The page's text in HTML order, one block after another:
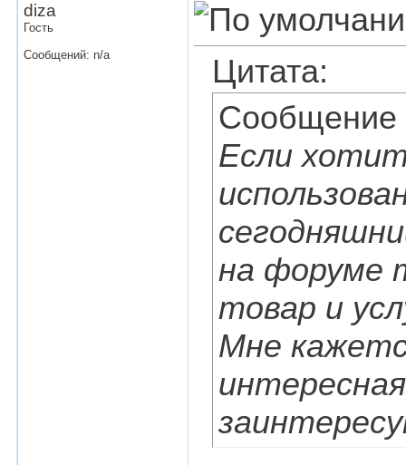
diza
Гость
Сообщений: n/a
Цитата:
Сообщение
Если
на форуме
товар и
Мне